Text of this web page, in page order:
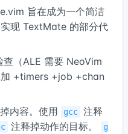
旨在成为一个简洁
现 TextMate 的部分代
（ALE 需要 NeoVim
+timers +job +chan
内容。使用 gcc 注释
注释掉动作的目标。
g